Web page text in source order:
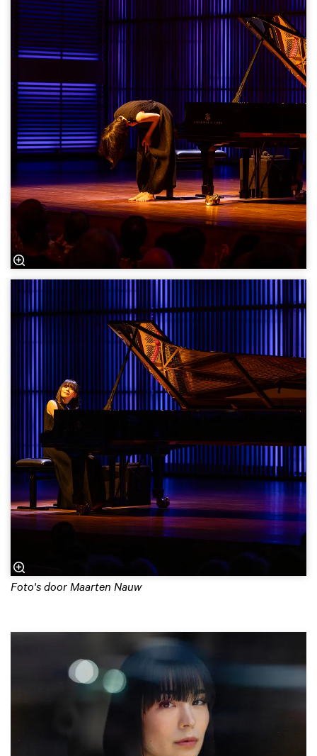
Foto's door Maarten Nauw